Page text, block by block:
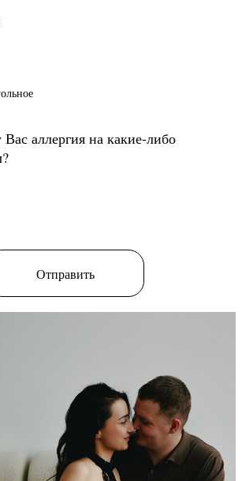
аллергия на какие-либо
Отправить